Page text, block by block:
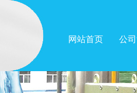
网站首页 公